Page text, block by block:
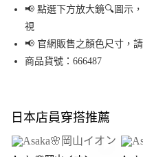
Apple Pay
街口支付
悠遊付
全盈+PAY
大哥付你分期
📢 點選下方放大鏡🔍圖示
視
📢 官網販售之顏色尺寸，
商品貨號：666487
日本店員穿搭推薦